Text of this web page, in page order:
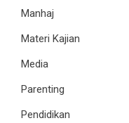
Manhaj
Materi Kajian
Media
Parenting
Pendidikan